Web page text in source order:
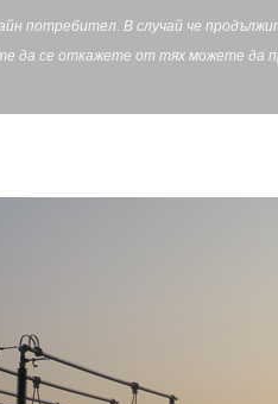
потребител. В случай че
да се откажете от тях можете да